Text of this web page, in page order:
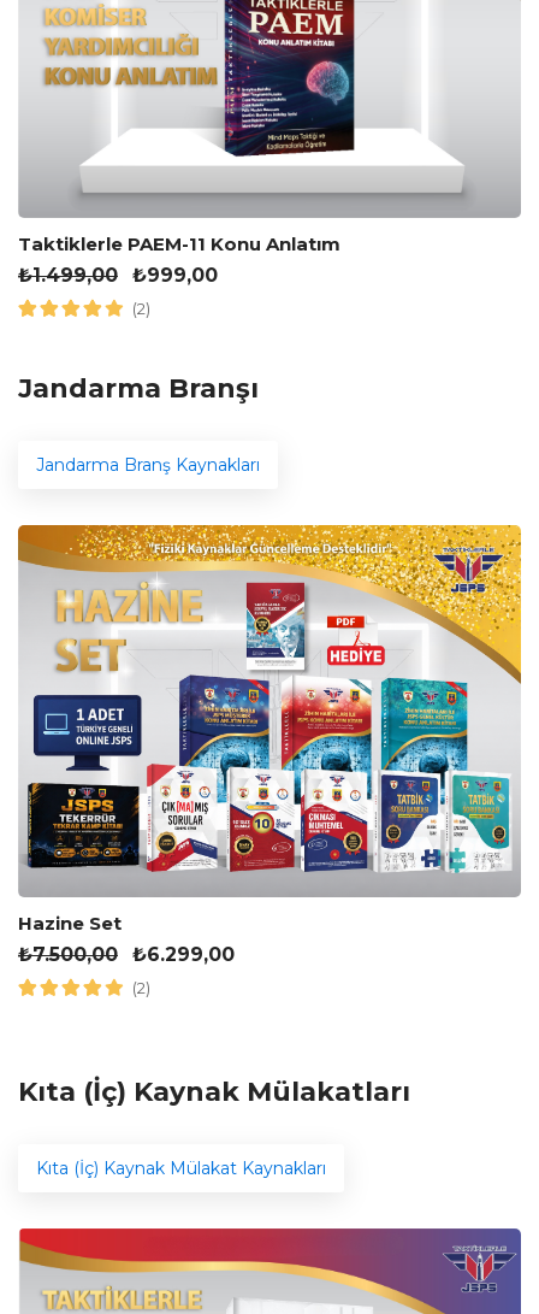
Taktiklerle PAEM-11 Konu Anlatım
₺1.499,00 ₺999,00
(2)
Jandarma Branşı
Jandarma Branş Kaynakları
Hazine Set
₺7.500,00 ₺6.299,00
(2)
Kıta (İç) Kaynak Mülakatları
Kıta (İç) Kaynak Mülakat Kaynakları